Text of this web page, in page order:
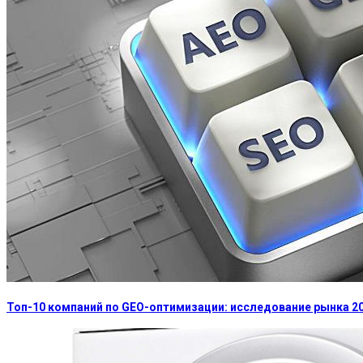
Топ-10 компаний по GEO-оптимизации: исследование рынка